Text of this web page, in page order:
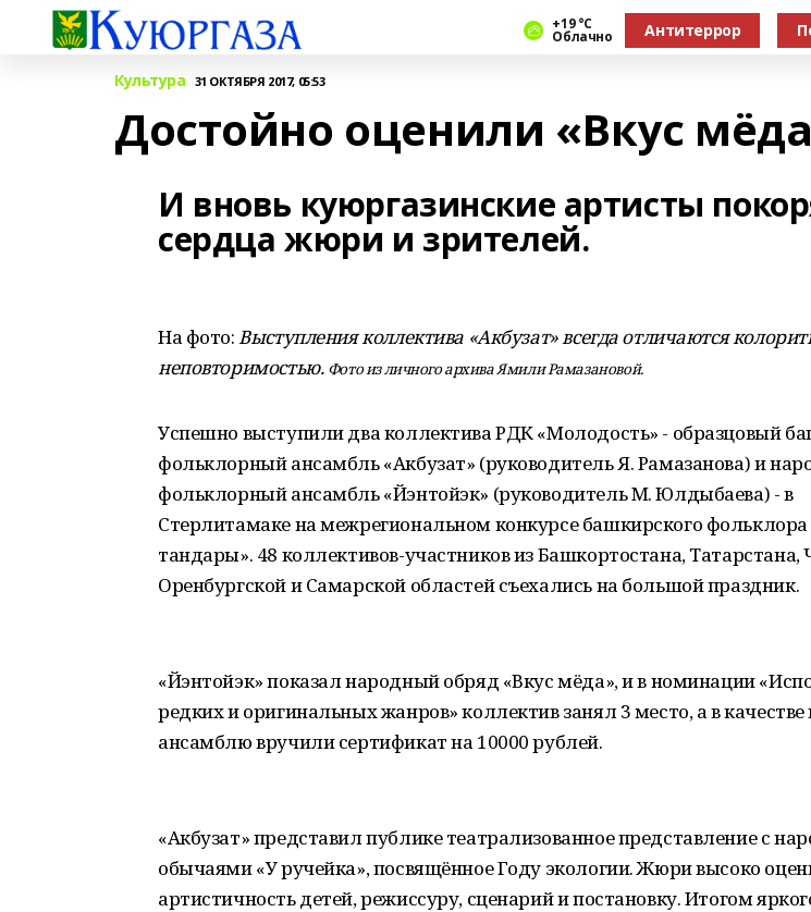
+19 °С
Облачно Антитеррор
Культура 31 ОКТЯБРЯ 2017, 05:53
Достойно оценили «Вкус
И вновь куюргазинские артисты
сердца жюри и зрителей.
На фото:Выступления коллектива «Акбузат» всегда отличаются
неповторимостью. Фото из личного архива Ямили Рамазановой.
Успешно выступили два коллектива РДК «Молодость» - образцовый
фольклорный ансамбль «Акбузат» (руководитель Я. Рамазанова) и
фольклорный ансамбль «Йэнтойэк» (руководитель М. Юлдыбаева) - в
Стерлитамаке на межрегиональном конкурсе башкирского
тандары». 48 коллективов-участников из Башкортостана, Татарстана,
Оренбургской и Самарской областей съехались на большой праздник.
«Йэнтойэк» показал народный обряд «Вкус мёда», и в номинации
редких и оригинальных жанров» коллектив занял 3 место, а в
ансамблю вручили сертификат на 10000 рублей.
«Акбузат» представил публике театрализованное представление с
обычаями «У ручейка», посвящённое Году экологии. Жюри высоко
артистичность детей, режиссуру, сценарий и постановку. Итогом